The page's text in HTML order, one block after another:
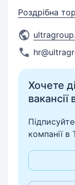
Роздрібна
Хочете
вакансії
компанії в